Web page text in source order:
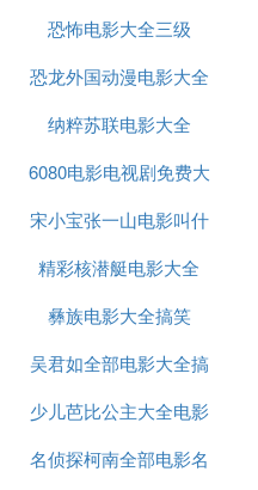
津饭等人并与之战斗的
时间1989.07.15。
任神竞争神位的失败者
。之后就进入《七龙珠
的是克勤博士用龙珠的
的大脑植入了机器人，
。
大全
恐怖电影大全三级
恐龙外国动漫电影大全
纳粹苏联电影大全
6080电影电视剧免费大
全下载
宋小宝张一山电影叫什
么名字
精彩核潜艇电影大全
彝族电影大全搞笑
吴君如全部电影大全搞
笑
少儿芭比公主大全电影
名侦探柯南全部电影名